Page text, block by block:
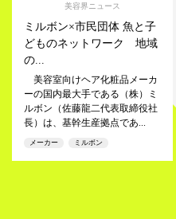
美容界ニュース
ミルボン×市民団体 魚と子
どものネットワーク 地域
の...
美容室向けヘア化粧品メーカ
ーの国内最大手である（株）ミ
ルボン（佐藤龍二代表取締役社
長）は、基幹生産拠点であ...
メーカー ミルボン